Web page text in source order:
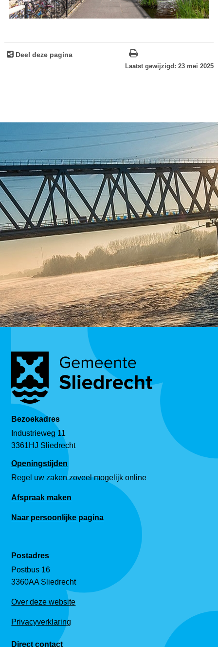
Deel deze pagina
Laatst gewijzigd: 23 mei 2025
Bezoekadres
Industrieweg 11
3361HJ Sliedrecht
Openingstijden
Regel uw zaken zoveel mogelijk online
Afspraak maken
Naar persoonlijke pagina
Postadres
Postbus 16
3360AA Sliedrecht
Over deze website
Privacyverklaring
Direct contact